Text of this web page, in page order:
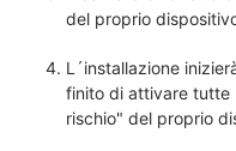
del proprio
L´installazione
finito di attivare tutte
rischio" del proprio